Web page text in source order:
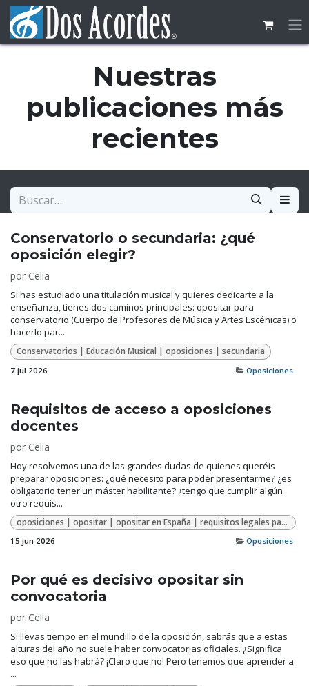
Ir al contenido
Nuestras
publicaciones más
recientes
Conservatorio o secundaria: ¿qué
oposición elegir?
por Celia
Si has estudiado una titulación musical y quieres dedicarte a la
enseñanza, tienes dos caminos principales: opositar para
conservatorio (Cuerpo de Profesores de Música y Artes Escénicas) o
hacerlo par...
Conservatorios | Educación Musical | oposiciones | secundaria
7 jul 2026 Oposiciones
Requisitos de acceso a oposiciones
docentes
por Celia
Hoy resolvemos una de las grandes dudas de quienes queréis
preparar oposiciones: ¿qué necesito para poder presentarme? ¿es
obligatorio tener un máster habilitante? ¿tengo que cumplir algún
otro requis...
oposiciones | opositar | opositar en España | requisitos legales para opositar
15 jun 2026 Oposiciones
Por qué es decisivo opositar sin
convocatoria
por Celia
Si llevas tiempo en el mundillo de la oposición, sabrás que a estas
alturas del año no suele haber convocatorias oficiales. ¿Significa
eso que no las habrá? ¡Claro que no! Pero tenemos que aprender a
...